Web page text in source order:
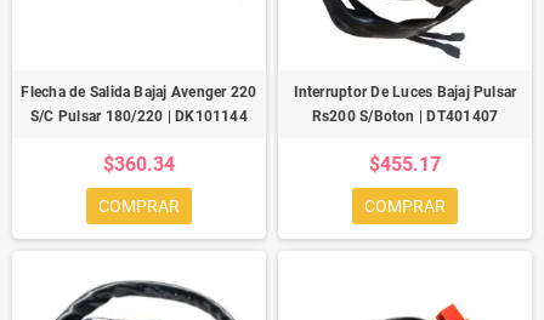
Flecha de Salida Bajaj Avenger 220
S/C Pulsar 180/220 | DK101144
$360.34
COMPRAR
Interruptor De Luces Bajaj Pulsar
Rs200 S/Boton | DT401407
$455.17
COMPRAR